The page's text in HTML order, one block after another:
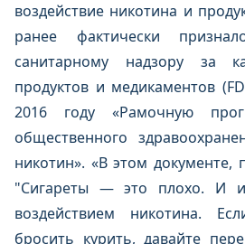
воздействие никотина и
ранее фактически
санитарному надзору за
продуктов и медикаментов
2016 году «Рамочную
общественного
никотин». «В этом документе,
"Сигареты — это плохо. И
воздействием никотина.
бросить курить, давайте